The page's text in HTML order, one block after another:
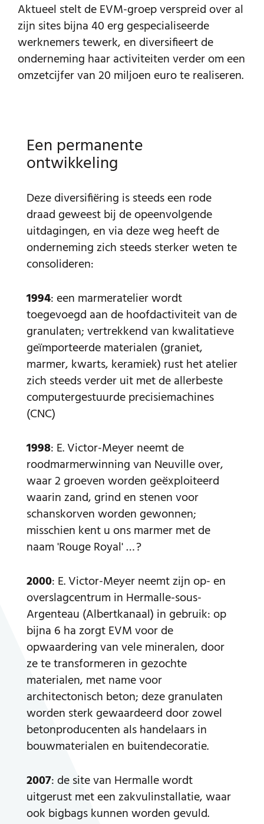
Aktueel stelt de EVM-groep verspreid over al
zijn sites bijna 40 erg gespecialiseerde
werknemers tewerk, en diversifieert de
onderneming haar activiteiten verder om een
omzetcijfer van 20 miljoen euro te realiseren.
Een permanente
ontwikkeling
Deze diversifiëring is steeds een rode
draad geweest bij de opeenvolgende
uitdagingen, en via deze weg heeft de
onderneming zich steeds sterker weten te
consolideren:
1994: een marmeratelier wordt
toegevoegd aan de hoofdactiviteit van de
granulaten; vertrekkend van kwalitatieve
geïmporteerde materialen (graniet,
marmer, kwarts, keramiek) rust het atelier
zich steeds verder uit met de allerbeste
computergestuurde precisiemachines
(CNC)
1998: E. Victor-Meyer neemt de
roodmarmerwinning van Neuville over,
waar 2 groeven worden geëxploiteerd
waarin zand, grind en stenen voor
schanskorven worden gewonnen;
misschien kent u ons marmer met de
naam 'Rouge Royal' … ?
2000: E. Victor-Meyer neemt zijn op- en
overslagcentrum in Hermalle-sous-
Argenteau (Albertkanaal) in gebruik: op
bijna 6 ha zorgt EVM voor de
opwaardering van vele mineralen, door
ze te transformeren in gezochte
materialen, met name voor
architectonisch beton; deze granulaten
worden sterk gewaardeerd door zowel
betonproducenten als handelaars in
bouwmaterialen en buitendecoratie.
2007: de site van Hermalle wordt
uitgerust met een zakvulinstallatie, waar
ook bigbags kunnen worden gevuld.